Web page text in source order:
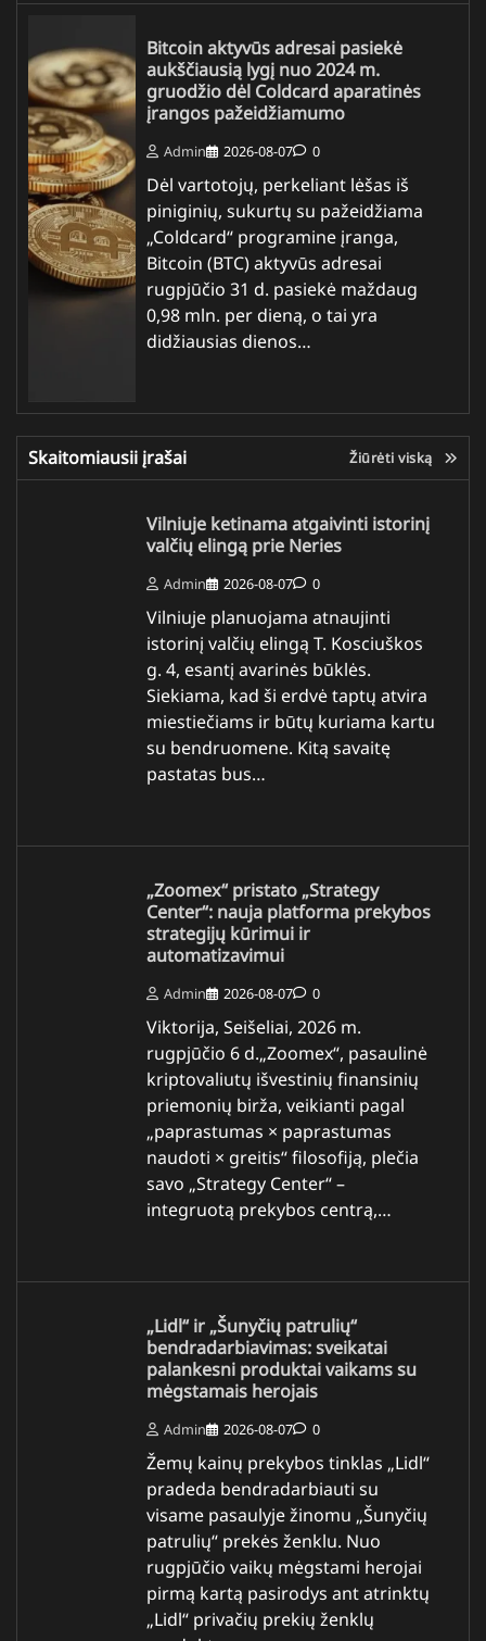
Bitcoin aktyvūs adresai pasiekė
aukščiausią lygį nuo 2024 m.
gruodžio dėl Coldcard aparatinės
įrangos pažeidžiamumo
Admin 2026-08-07 0
Dėl vartotojų, perkeliant lėšas iš
piniginių, sukurtų su pažeidžiama
„Coldcard“ programine įranga,
Bitcoin (BTC) aktyvūs adresai
rugpjūčio 31 d. pasiekė maždaug
0,98 mln. per dieną, o tai yra
didžiausias dienos…
Skaitomiausii įrašai Žiūrėti viską
Vilniuje ketinama atgaivinti istorinį
valčių elingą prie Neries
Admin 2026-08-07 0
Vilniuje planuojama atnaujinti
istorinį valčių elingą T. Kosciuškos
g. 4, esantį avarinės būklės.
Siekiama, kad ši erdvė taptų atvira
miestiečiams ir būtų kuriama kartu
su bendruomene. Kitą savaitę
pastatas bus…
„Zoomex“ pristato „Strategy
Center“: nauja platforma prekybos
strategijų kūrimui ir
automatizavimui
Admin 2026-08-07 0
Viktorija, Seišeliai, 2026 m.
rugpjūčio 6 d.„Zoomex“, pasaulinė
kriptovaliutų išvestinių finansinių
priemonių birža, veikianti pagal
„paprastumas × paprastumas
naudoti × greitis“ filosofiją, plečia
savo „Strategy Center“ –
integruotą prekybos centrą,…
„Lidl“ ir „Šunyčių patrulių“
bendradarbiavimas: sveikatai
palankesni produktai vaikams su
mėgstamais herojais
Admin 2026-08-07 0
Žemų kainų prekybos tinklas „Lidl“
pradeda bendradarbiauti su
visame pasaulyje žinomu „Šunyčių
patrulių“ prekės ženklu. Nuo
rugpjūčio vaikų mėgstami herojai
pirmą kartą pasirodys ant atrinktų
„Lidl“ privačių prekių ženklų